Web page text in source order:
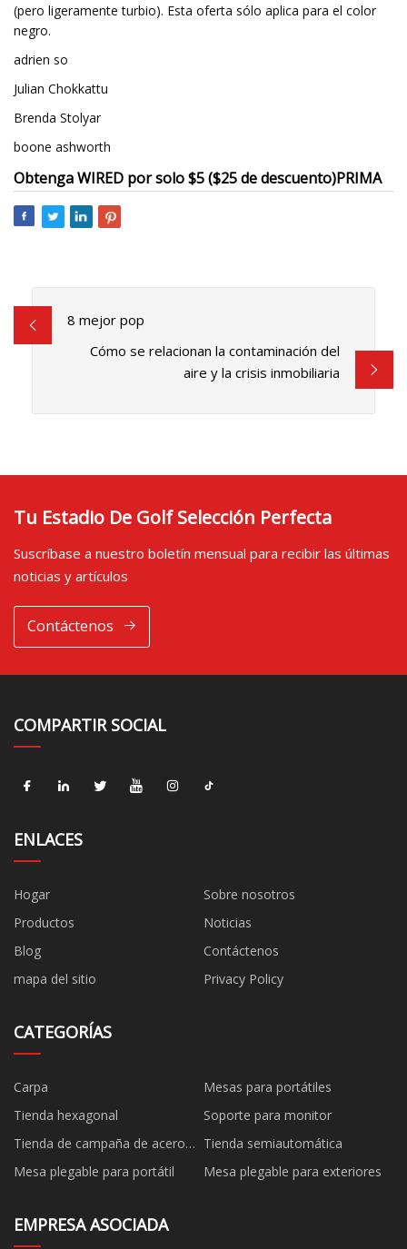
(pero ligeramente turbio). Esta oferta sólo aplica para el color
negro.
adrien so
Julian Chokkattu
Brenda Stolyar
boone ashworth
Obtenga WIRED por solo $5 ($25 de descuento)PRIMA
8 mejor pop
Cómo se relacionan la contaminación del
aire y la crisis inmobiliaria
Tu Estadio De Golf Selección Perfecta
Suscríbase a nuestro boletín mensual para recibir las últimas
noticias y artículos
Contáctenos
COMPARTIR SOCIAL
ENLACES
Hogar
Sobre nosotros
Productos
Noticias
Blog
Contáctenos
mapa del sitio
Privacy Policy
CATEGORÍAS
Carpa
Mesas para portátiles
Tienda hexagonal
Soporte para monitor
Tienda de campaña de acero
negro
Tienda semiautomática
Mesa plegable para portátil
Mesa plegable para exteriores
EMPRESA ASOCIADA